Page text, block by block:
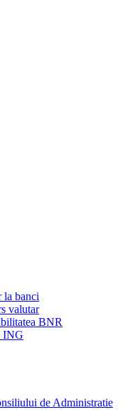
la banci
valutar
BNR
ING
de Administratie